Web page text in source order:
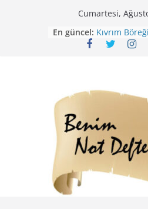
Cumartesi,
En güncel:
Mirik Köfte
Kıvrım
Karabuğday